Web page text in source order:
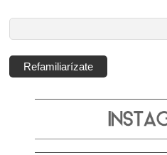
correo
electrónico:
Refamiliarízate